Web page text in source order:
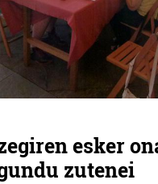
esker
zutenei